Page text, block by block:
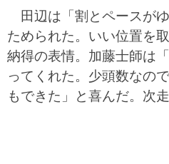
田辺は「割とペースが
ためられた。いい位置を
納得の表情。加藤士師は
ってくれた。少頭数なの
もできた」と喜んだ。次走